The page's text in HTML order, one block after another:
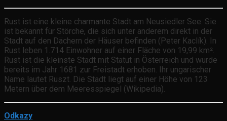
Rust ist eine kleine charmante Stadt am Neusiedler See. Sie
ist bekannt für Störche, die sich unter anderem direkt in der
Stadt auf den Dächern der Häuser befinden (Peter Kaclík). In
Rust leben 1.714 Einwohner auf einer Fläche von 19,99 km².
Rust ist die kleinste Stadt mit Statut in Österreich und wurde
bereits im Jahr 1681 zur Freistadt erhoben. Ihr ungarischer
Name lautet Ruszt. Die Stadt liegt auf einer Höhe von 123
Metern über dem Meeresspiegel (Wikipedia).
Odkazy